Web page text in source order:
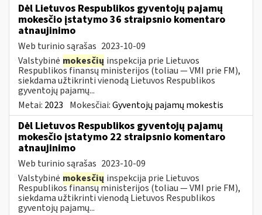
Dėl Lietuvos Respublikos gyventojų pajamų
mokesčio įstatymo 36 straipsnio komentaro
atnaujinimo
Web turinio sąrašas 2023-10-09
Valstybinė mokesčių inspekcija prie Lietuvos
Respublikos finansų ministerijos (toliau — VMI prie FM),
siekdama užtikrinti vienodą Lietuvos Respublikos
gyventojų pajamų...
Metai: 2023 Mokesčiai:Gyventojų pajamų mokestis
Dėl Lietuvos Respublikos gyventojų pajamų
mokesčio įstatymo 22 straipsnio komentaro
atnaujinimo
Web turinio sąrašas 2023-10-09
Valstybinė mokesčių inspekcija prie Lietuvos
Respublikos finansų ministerijos (toliau — VMI prie FM),
siekdama užtikrinti vienodą Lietuvos Respublikos
gyventojų pajamų...